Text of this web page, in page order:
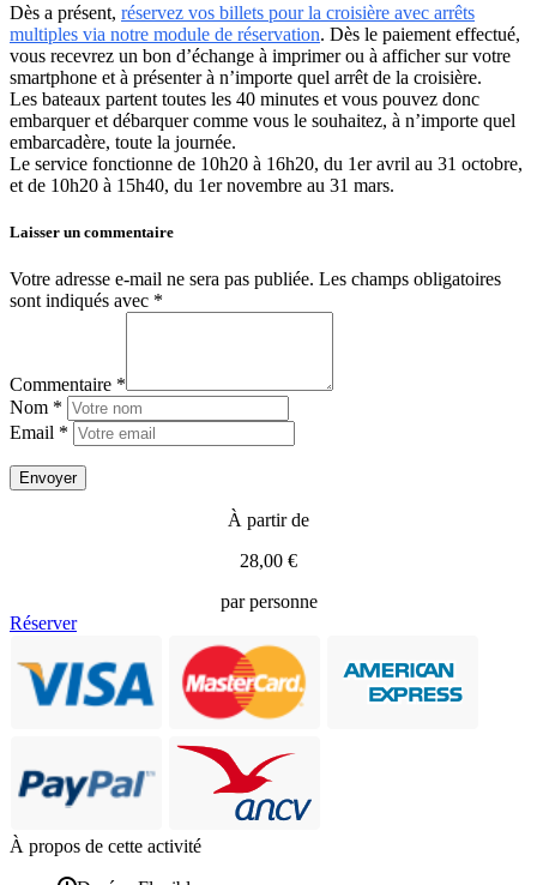
Dès a présent, réservez vos billets pour la croisière avec arrêts
multiples via notre module de réservation. Dès le paiement effectué,
vous recevrez un bon d’échange à imprimer ou à afficher sur votre
smartphone et à présenter à n’importe quel arrêt de la croisière.
Les bateaux partent toutes les 40 minutes et vous pouvez donc
embarquer et débarquer comme vous le souhaitez, à n’importe quel
embarcadère, toute la journée.
Le service fonctionne de 10h20 à 16h20, du 1er avril au 31 octobre,
et de 10h20 à 15h40, du 1er novembre au 31 mars.
Laisser un commentaire
Votre adresse e-mail ne sera pas publiée. Les champs obligatoires
sont indiqués avec *
Commentaire *
Nom *
Email *
À partir de
28,00 €
par personne
Réserver
À propos de cette activité